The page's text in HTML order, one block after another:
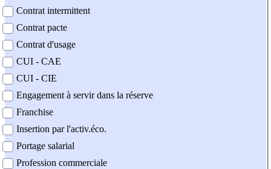
Contrat intermittent
Contrat pacte
Contrat d'usage
CUI - CAE
CUI - CIE
Engagement à servir dans la réserve
Franchise
Insertion par l'activ.éco.
Portage salarial
Profession commerciale